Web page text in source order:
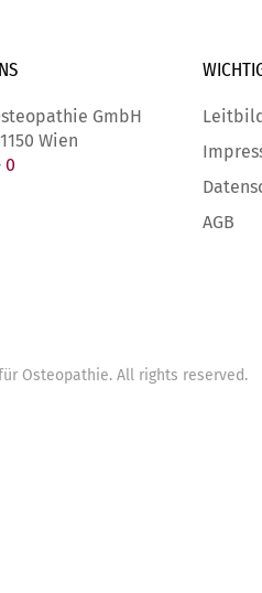
GmbH
Wien
0
AGB
Osteopathie. All rights reserved.